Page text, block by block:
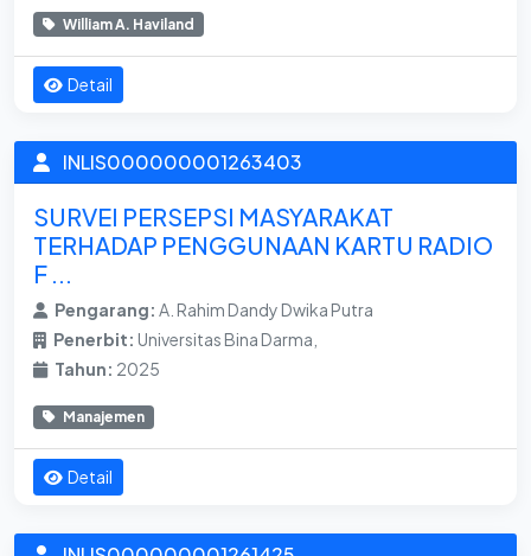
William A. Haviland
Detail
INLIS000000001263403
SURVEI PERSEPSI MASYARAKAT
TERHADAP PENGGUNAAN KARTU RADIO
F ...
Pengarang: A. Rahim Dandy Dwika Putra
Penerbit: Universitas Bina Darma,
Tahun: 2025
Manajemen
Detail